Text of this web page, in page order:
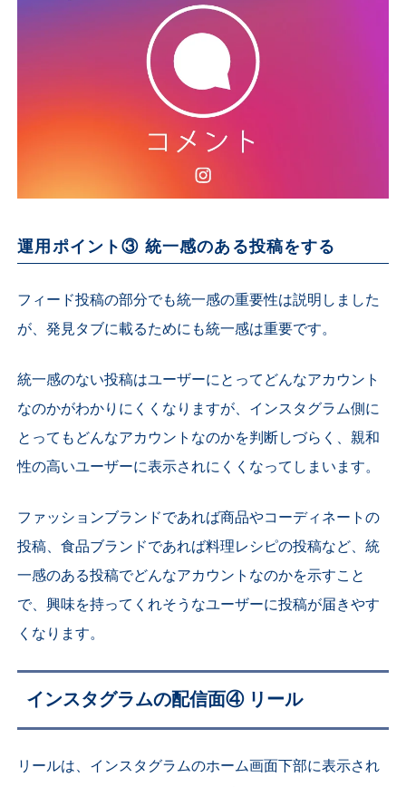
運用ポイント③ 統一感のある投稿をする
フィード投稿の部分でも統一感の重要性は説明しました
が、発見タブに載るためにも統一感は重要です。
統一感のない投稿はユーザーにとってどんなアカウント
なのかがわかりにくくなりますが、インスタグラム側に
とってもどんなアカウントなのかを判断しづらく、親和
性の高いユーザーに表示されにくくなってしまいます。
ファッションブランドであれば商品やコーディネートの
投稿、食品ブランドであれば料理レシピの投稿など、統
一感のある投稿でどんなアカウントなのかを示すこと
で、興味を持ってくれそうなユーザーに投稿が届きやす
くなります。
インスタグラムの配信面④ リール
リールは、インスタグラムのホーム画面下部に表示され